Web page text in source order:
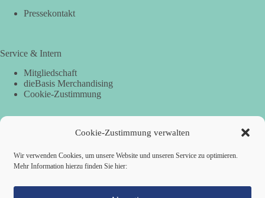
Cookie-Zustimmung verwalten
Wir verwenden Cookies, um unsere Website und unseren Service zu optimieren.
Mehr Information hierzu finden Sie hier:
Pressekontakt
Service & Intern
Mitgliedschaft
dieBasis Merchandising
Cookie-Zustimmung
Per Banküberweisung:
IBAN: DE87 2019 0003 0002 2499 01